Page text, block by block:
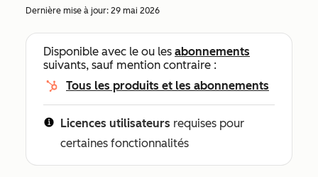
Dernière mise à jour: 29 mai 2026
Disponible avec le ou les abonnements
suivants, sauf mention contraire :
Tous les produits et les abonnements
Licences utilisateurs requises pour
certaines fonctionnalités